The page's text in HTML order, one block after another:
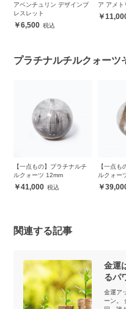
アベンチュリン デザインブ
レスレット
6,500
ア アメト
プラチナルチルクォーツ
【一点もの】プラチナルチ
ルクォーツ 12mm
41,000
【一点も
ルクォー
関連する記事
金運
るパ
金運ア
ーン。